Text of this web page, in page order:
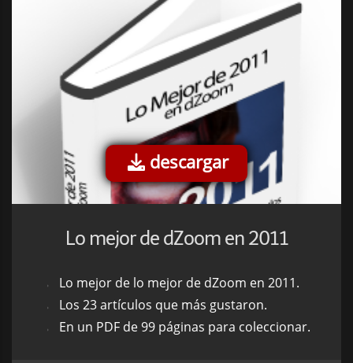
descargar
Lo mejor de dZoom en 2011
Lo mejor de lo mejor de dZoom en 2011.
Los 23 artículos que más gustaron.
En un PDF de 99 páginas para coleccionar.